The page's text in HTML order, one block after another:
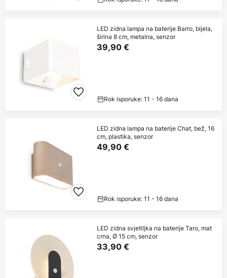
LED zidna lampa na baterije Barro, bijela,
širina 8 cm, metalna, senzor
39,90 €
Rok isporuke: 11 - 16 dana
LED zidna lampa na baterije Chat, bež, 16
cm, plastika, senzor
49,90 €
Rok isporuke: 11 - 16 dana
LED zidna svjetiljka na baterije Taro, mat
crna, Ø 15 cm, senzor
33,90 €